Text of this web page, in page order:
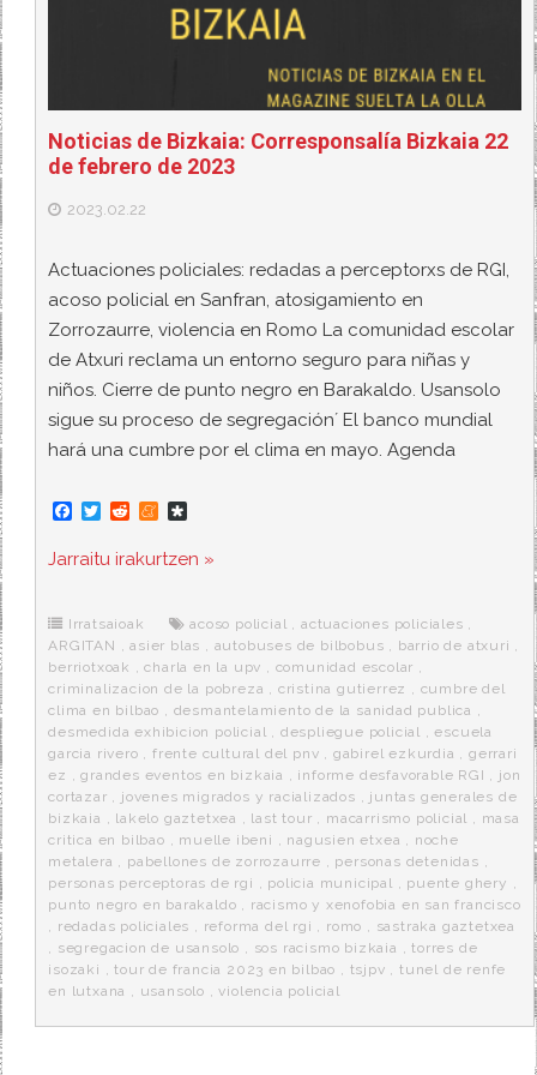
Noticias de Bizkaia: Corresponsalía Bizkaia 22
de febrero de 2023
2023.02.22
Actuaciones policiales: redadas a perceptorxs de RGI,
acoso policial en Sanfran, atosigamiento en
Zorrozaurre, violencia en Romo La comunidad escolar
de Atxuri reclama un entorno seguro para niñas y
niños. Cierre de punto negro en Barakaldo. Usansolo
sigue su proceso de segregación´ El banco mundial
hará una cumbre por el clima en mayo. Agenda
F
e
o
k
T
t
r
R
d
d
M
n
e
e
s
r
a
Jarraitu irakurtzen »
Irratsaioak acoso policial , actuaciones policiales ,
ARGITAN ,asier blas , autobuses de bilbobus , barrio de atxuri ,
berriotxoak ,charla en la upv , comunidad escolar ,
criminalizacion de la pobreza , cristina gutierrez , cumbre del
clima en bilbao , desmantelamiento de la sanidad publica ,
desmedida exhibicion policial , despliegue policial ,escuela
garcia rivero ,frente cultural del pnv , gabirel ezkurdia ,gerrari
ez ,grandes eventos en bizkaia , informe desfavorable RGI , jon
cortazar , jovenes migrados y racializados , juntas generales de
bizkaia , lakelo gaztetxea , last tour , macarrismo policial , masa
critica en bilbao , muelle ibeni , nagusien etxea , noche
metalera , pabellones de zorrozaurre , personas detenidas ,
personas perceptoras de rgi , policia municipal , puente ghery ,
punto negro en barakaldo , racismo y xenofobia en san francisco
, redadas policiales , reforma del rgi , romo , sastraka gaztetxea
, segregacion de usansolo , sos racismo bizkaia ,torres de
isozaki ,tour de francia 2023 en bilbao , tsjpv ,tunel de renfe
en lutxana , usansolo ,violencia policial